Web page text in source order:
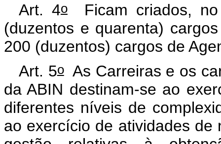
Art. 4oFicam criados, no
(duzentos e quarenta)
200 (duzentos) cargos de
Art. 5oAs Carreiras e os
da ABIN destinam-se ao
diferentes níveis de
ao exercício de atividades de